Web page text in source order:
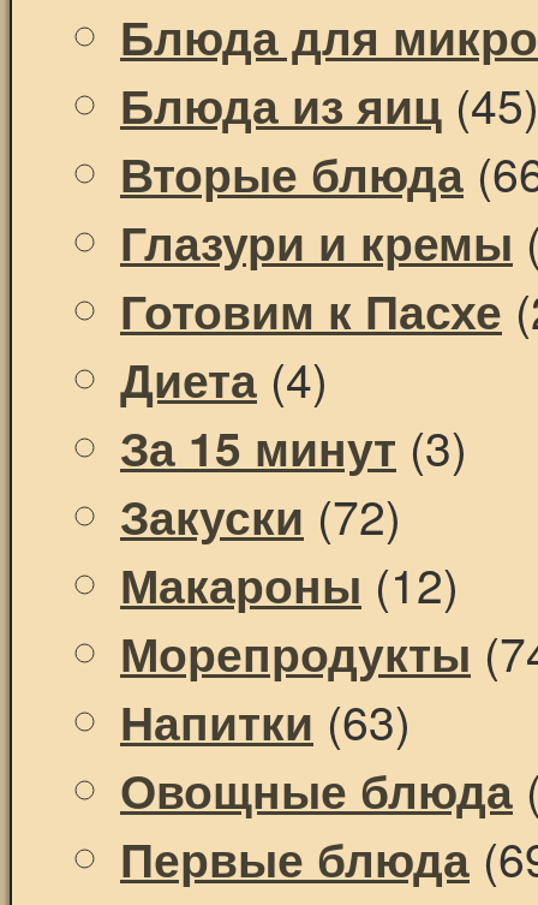
Блюда для
Блюда из яиц (45)
Вторые блюда
Глазури и кремы
Готовим к Пасхе
Диета (4)
За 15 минут (3)
Закуски (72)
Макароны (12)
Морепродукты
Напитки (63)
Овощные блюда
Первые блюда